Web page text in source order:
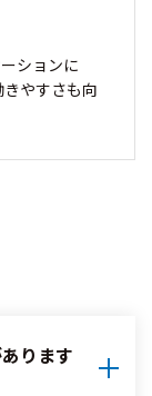
ションに
やすさも向
ります